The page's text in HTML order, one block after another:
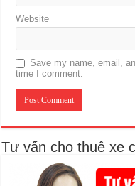
Website
Save my name, email,
time I comment.
Tư vấn cho thuê xe